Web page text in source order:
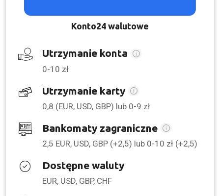
Konto24 walutowe
Utrzymanie konta
0-10 zł
Utrzymanie karty
0,8 (EUR, USD, GBP) lub 0-9 zł
Bankomaty zagraniczne
2,5 EUR, USD, GBP (+2,5) lub 0-10 zł (+2,5)
Dostępne waluty
EUR, USD, GBP, CHF